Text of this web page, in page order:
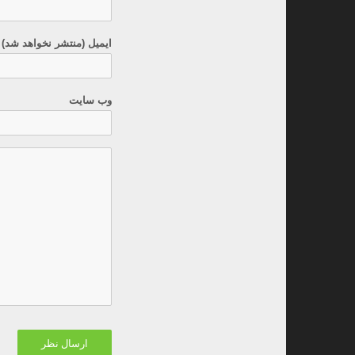
ایمیل (منتشر نخواهد
وب سایت